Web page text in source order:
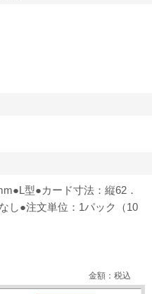
型●カード寸法：縦62．
し●注文単位：1パック（10
金額：税込